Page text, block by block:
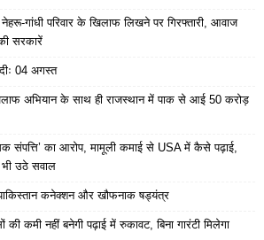
गांधी परिवार के खिलाफ लिखने पर गिरफ्तारी, आवाज
सरकारें
04 अगस्त
अभियान के साथ ही राजस्थान में पाक से आई 50 करोड़
संपत्ति’ का आरोप, मामूली कमाई से USA में कैसे पढ़ाई,
उठे सवाल
कनेक्शन और खौफनाक षड्यंत्र
की कमी नहीं बनेगी पढ़ाई में रुकावट, बिना गारंटी मिलेगा